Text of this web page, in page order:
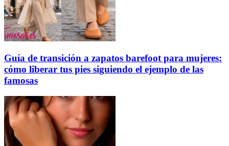
Guía de transición a zapatos barefoot para mujeres:
cómo liberar tus pies siguiendo el ejemplo de las
famosas